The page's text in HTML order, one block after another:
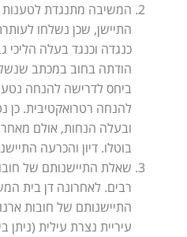
המשיבה מתנגדת לטענות
התיישן, שכן נשלחו
כנגדה וכנגד בעלה הליכי
ביחס לדרישה להנחה
להנחה רטרואקטיבית. כן
ובעלה הנחות, אולם
בוטלו. דיון והכרעה
שאלת התיישנותם של
רבים. לאחרונה דן בית